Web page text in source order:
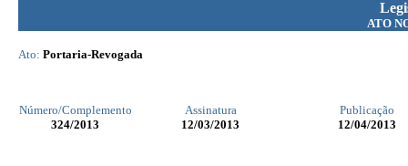
ATO
Ato: Portaria-Revogada
Número/Complemento Assinatura
Publicação
324/2013 12/03/2013 12/04/2013